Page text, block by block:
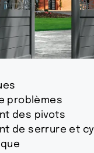
problèmes
des pivots
de serrure et